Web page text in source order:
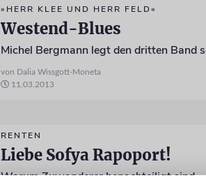
»HERR KLEE UND HERR FELD«
Westend-Blues
Michel Bergmann legt den dritten Band
von Dalia Wissgott-Moneta
11.03.2013
RENTEN
Liebe Sofya Rapoport!
Warum Zuwanderer benachteiligt sind